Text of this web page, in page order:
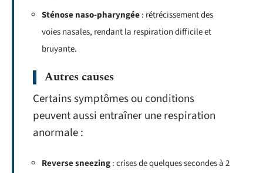
Sténose naso-pharyngée: rétrécissement des
voies nasales, rendant la respiration difficile et
bruyante.
Autres causes
Certains symptômes ou conditions
peuvent aussi entraîner une respiration
anormale :
Reverse sneezing: crises de quelques secondes à 2